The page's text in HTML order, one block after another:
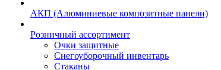
АКП (Алюминиевые композитные панели)
Розничный ассортимент
Очки защитные
Снегоуборочный инвентарь
Стаканы